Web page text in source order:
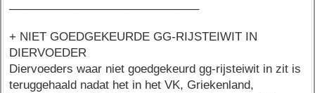
––––––––––––––––––––––––––––––
+ NIET GOEDGEKEURDE GG-RIJSTEIWIT IN
DIERVOEDER
Diervoeders waar niet goedgekeurd gg-rijsteiwit in zit is
teruggehaald nadat het in het VK, Griekenland,